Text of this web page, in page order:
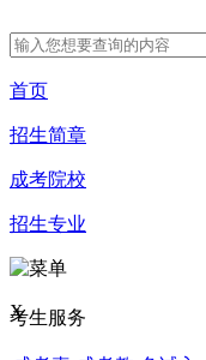
首页
招生简章
成考院校
招生专业
X
考生服务